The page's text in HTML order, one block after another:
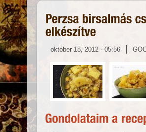
október 18, 2012 - 05:56 |